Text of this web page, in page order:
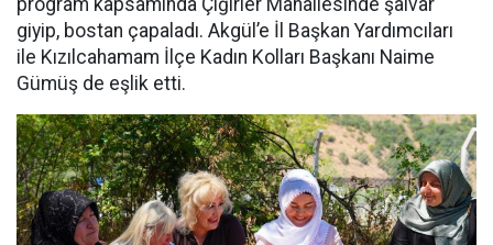
program kapsamında Çiğirler Mahallesinde şalvar
giyip, bostan çapaladı. Akgül’e İl Başkan Yardımcıları
ile Kızılcahamam İlçe Kadın Kolları Başkanı Naime
Gümüş de eşlik etti.